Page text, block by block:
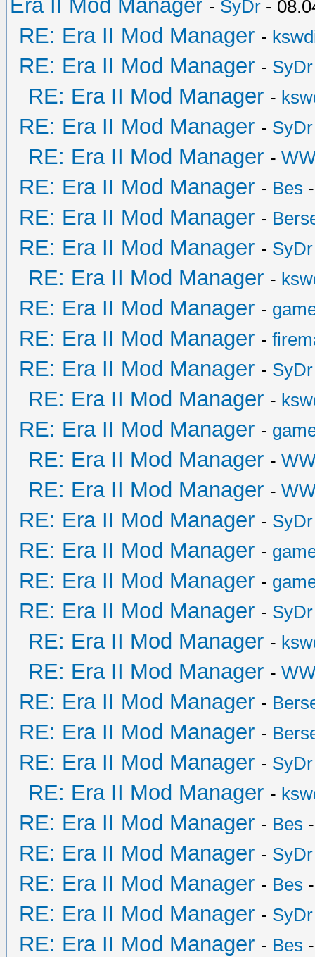
Era II Mod Manager - SyDr -
RE: Era II Mod Manager -
RE: Era II Mod Manager - SyDr
RE: Era II Mod Manager -
RE: Era II Mod Manager - SyDr
RE: Era II Mod Manager -
RE: Era II Mod Manager - Bes
RE: Era II Mod Manager -
RE: Era II Mod Manager - SyDr
RE: Era II Mod Manager -
RE: Era II Mod Manager -
RE: Era II Mod Manager -
RE: Era II Mod Manager - SyDr
RE: Era II Mod Manager -
RE: Era II Mod Manager -
RE: Era II Mod Manager -
RE: Era II Mod Manager -
RE: Era II Mod Manager - SyDr
RE: Era II Mod Manager -
RE: Era II Mod Manager -
RE: Era II Mod Manager - SyDr
RE: Era II Mod Manager -
RE: Era II Mod Manager -
RE: Era II Mod Manager -
RE: Era II Mod Manager -
RE: Era II Mod Manager - SyDr
RE: Era II Mod Manager -
RE: Era II Mod Manager - Bes
RE: Era II Mod Manager - SyDr
RE: Era II Mod Manager - Bes
RE: Era II Mod Manager - SyDr
RE: Era II Mod Manager - Bes